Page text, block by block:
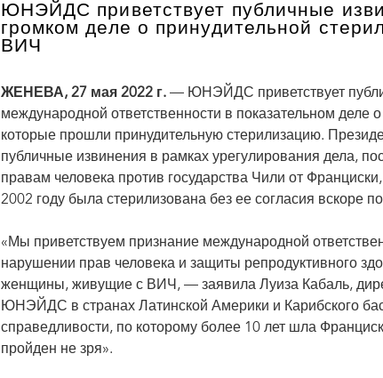
ЮНЭЙДС приветствует публичные
громком деле о принудительной
ВИЧ
ЖЕНЕВА, 27 мая 2022 г.— ЮНЭЙДС приветствует
международной ответственности в показательном
которые прошли принудительную стерилизацию.
публичные извинения в рамках урегулирования дела,
правам человека против государства Чили от
2002 году была стерилизована без ее согласия вскоре
«Мы приветствуем признание международной
нарушении прав человека и защиты репродуктивного
женщины, живущие с ВИЧ, — заявила Луиза Кабаль,
ЮНЭЙДС в странах Латинской Америки и Карибского
справедливости, по которому более 10 лет шла
пройден не зря».